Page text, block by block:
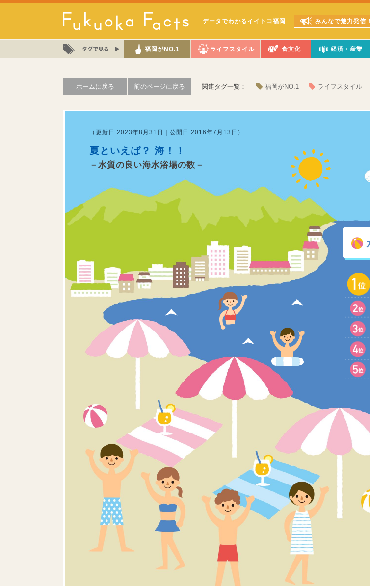
データでわかるイイトコ福岡 みんなで魅力発信！
福岡がNO.1 ライフスタイル 食文化 経済・産業
ホームに戻る 前のページに戻る 関連タグ一覧： 福岡がNO.1 ライフスタイル
（更新日 2023年8月31日｜公開日 2016年7月13日）
夏といえば？ 海！！
－水質の良い海水浴場の数－